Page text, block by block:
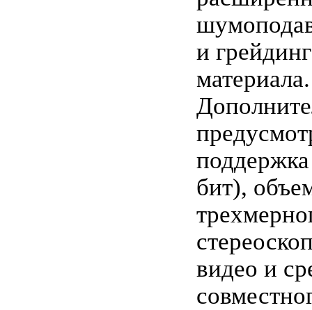
и
материала.
бит),
видео и